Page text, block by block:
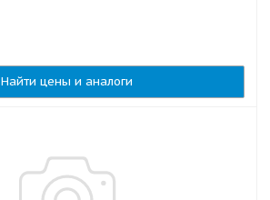
Найти цены и аналоги